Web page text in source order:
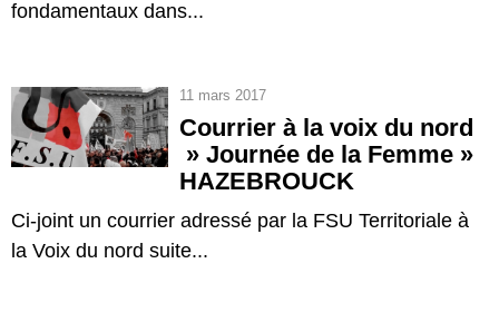
fondamentaux dans...
11 mars 2017
Courrier à la voix du nord
» Journée de la Femme »
HAZEBROUCK
Ci-joint un courrier adressé par la FSU Territoriale à
la Voix du nord suite...